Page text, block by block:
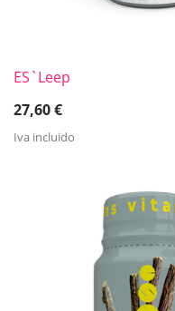
ES`Leep
27,60€
Iva incluido